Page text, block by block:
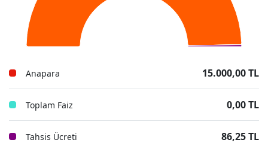
Anapara 15.000,00 TL
Toplam Faiz 0,00 TL
Tahsis Ücreti 86,25 TL